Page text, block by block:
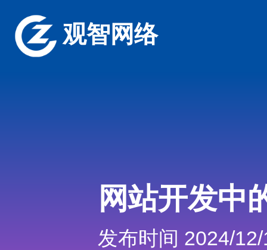
观智网络
网站开发中
发布时间 2024/